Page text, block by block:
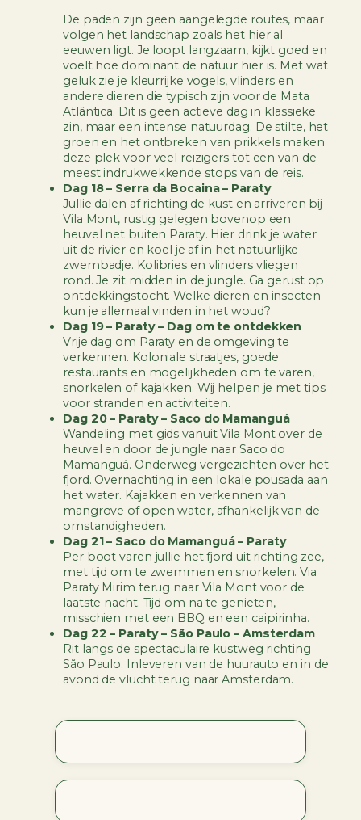
De paden zijn geen aangelegde routes, maar
volgen het landschap zoals het hier al
eeuwen ligt. Je loopt langzaam, kijkt goed en
voelt hoe dominant de natuur hier is. Met wat
geluk zie je kleurrijke vogels, vlinders en
andere dieren die typisch zijn voor de Mata
Atlântica. Dit is geen actieve dag in klassieke
zin, maar een intense natuurdag. De stilte, het
groen en het ontbreken van prikkels maken
deze plek voor veel reizigers tot een van de
meest indrukwekkende stops van de reis.
Dag 18 – Serra da Bocaina – Paraty
Jullie dalen af richting de kust en arriveren bij
Vila Mont, rustig gelegen bovenop een
heuvel net buiten Paraty. Hier drink je water
uit de rivier en koel je af in het natuurlijke
zwembadje. Kolibries en vlinders vliegen
rond. Je zit midden in de jungle. Ga gerust op
ontdekkingstocht. Welke dieren en insecten
kun je allemaal vinden in het woud?
Dag 19 – Paraty – Dag om te ontdekken
Vrije dag om Paraty en de omgeving te
verkennen. Koloniale straatjes, goede
restaurants en mogelijkheden om te varen,
snorkelen of kajakken. Wij helpen je met tips
voor stranden en activiteiten.
Dag 20 – Paraty – Saco do Mamanguá
Wandeling met gids vanuit Vila Mont over de
heuvel en door de jungle naar Saco do
Mamanguá. Onderweg vergezichten over het
fjord. Overnachting in een lokale pousada aan
het water. Kajakken en verkennen van
mangrove of open water, afhankelijk van de
omstandigheden.
Dag 21 – Saco do Mamanguá – Paraty
Per boot varen jullie het fjord uit richting zee,
met tijd om te zwemmen en snorkelen. Via
Paraty Mirim terug naar Vila Mont voor de
laatste nacht. Tijd om na te genieten,
misschien met een BBQ en een caipirinha.
Dag 22 – Paraty – São Paulo – Amsterdam
Rit langs de spectaculaire kustweg richting
São Paulo. Inleveren van de huurauto en in de
avond de vlucht terug naar Amsterdam.